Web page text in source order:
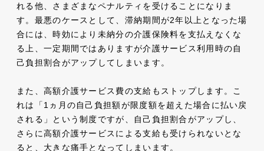
れる他、さまざまなペナルティを受けることになりま
す。最悪のケースとして、滞納期間が2年以上となった場
合には、時効により未納分の介護保険料を支払えなくな
る上、一定期間ではありますが介護サービス利用時の自
己負担割合がアップしてしまいます。
また、高額介護サービス費の支給もストップします。こ
れは「1ヵ月の自己負担額が限度額を超えた場合に払い戻
される」という制度ですが、自己負担割合がアップし、
さらに高額介護サービスによる支給も受けられないとな
ると、大きな痛手となってしまいます。